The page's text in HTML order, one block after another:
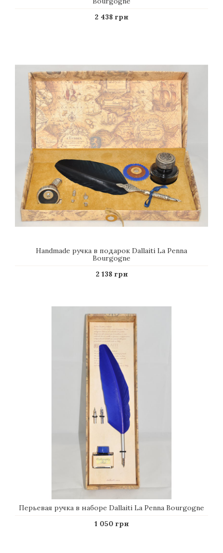
2 438 грн
Нandmade ручка в подарок Dallaiti La Penna
Bourgogne
2 138 грн
Перьевая ручка в наборе Dallaiti La Penna Bourgogne
1 050 грн